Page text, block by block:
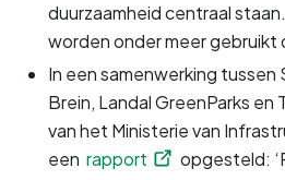
duurzaamheid centraal
worden onder meer gebruikt
In een samenwerking
Brein, Landal GreenParks en
van het Ministerie van
een rapport
opgesteld: